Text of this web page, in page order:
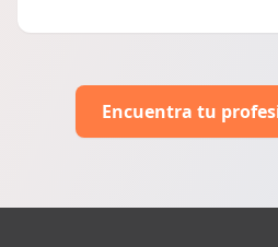
Encuentra tu